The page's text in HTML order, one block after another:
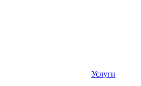
Услуги